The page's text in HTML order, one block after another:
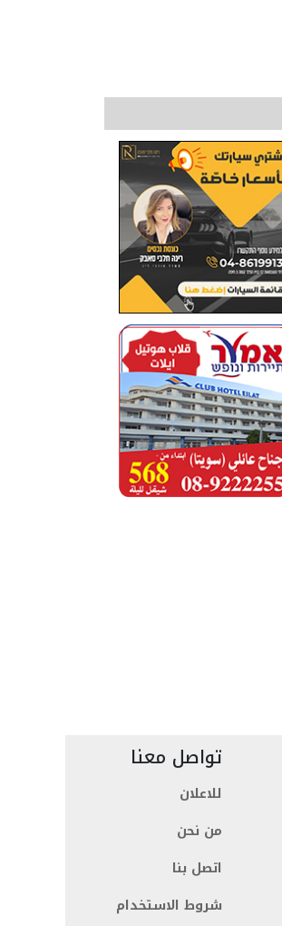
تواصل معنا
للاعلان
من نحن
اتصل بنا
شروط الاستخدام